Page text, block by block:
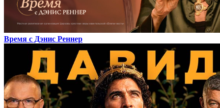
Время с Дэнис Реннер